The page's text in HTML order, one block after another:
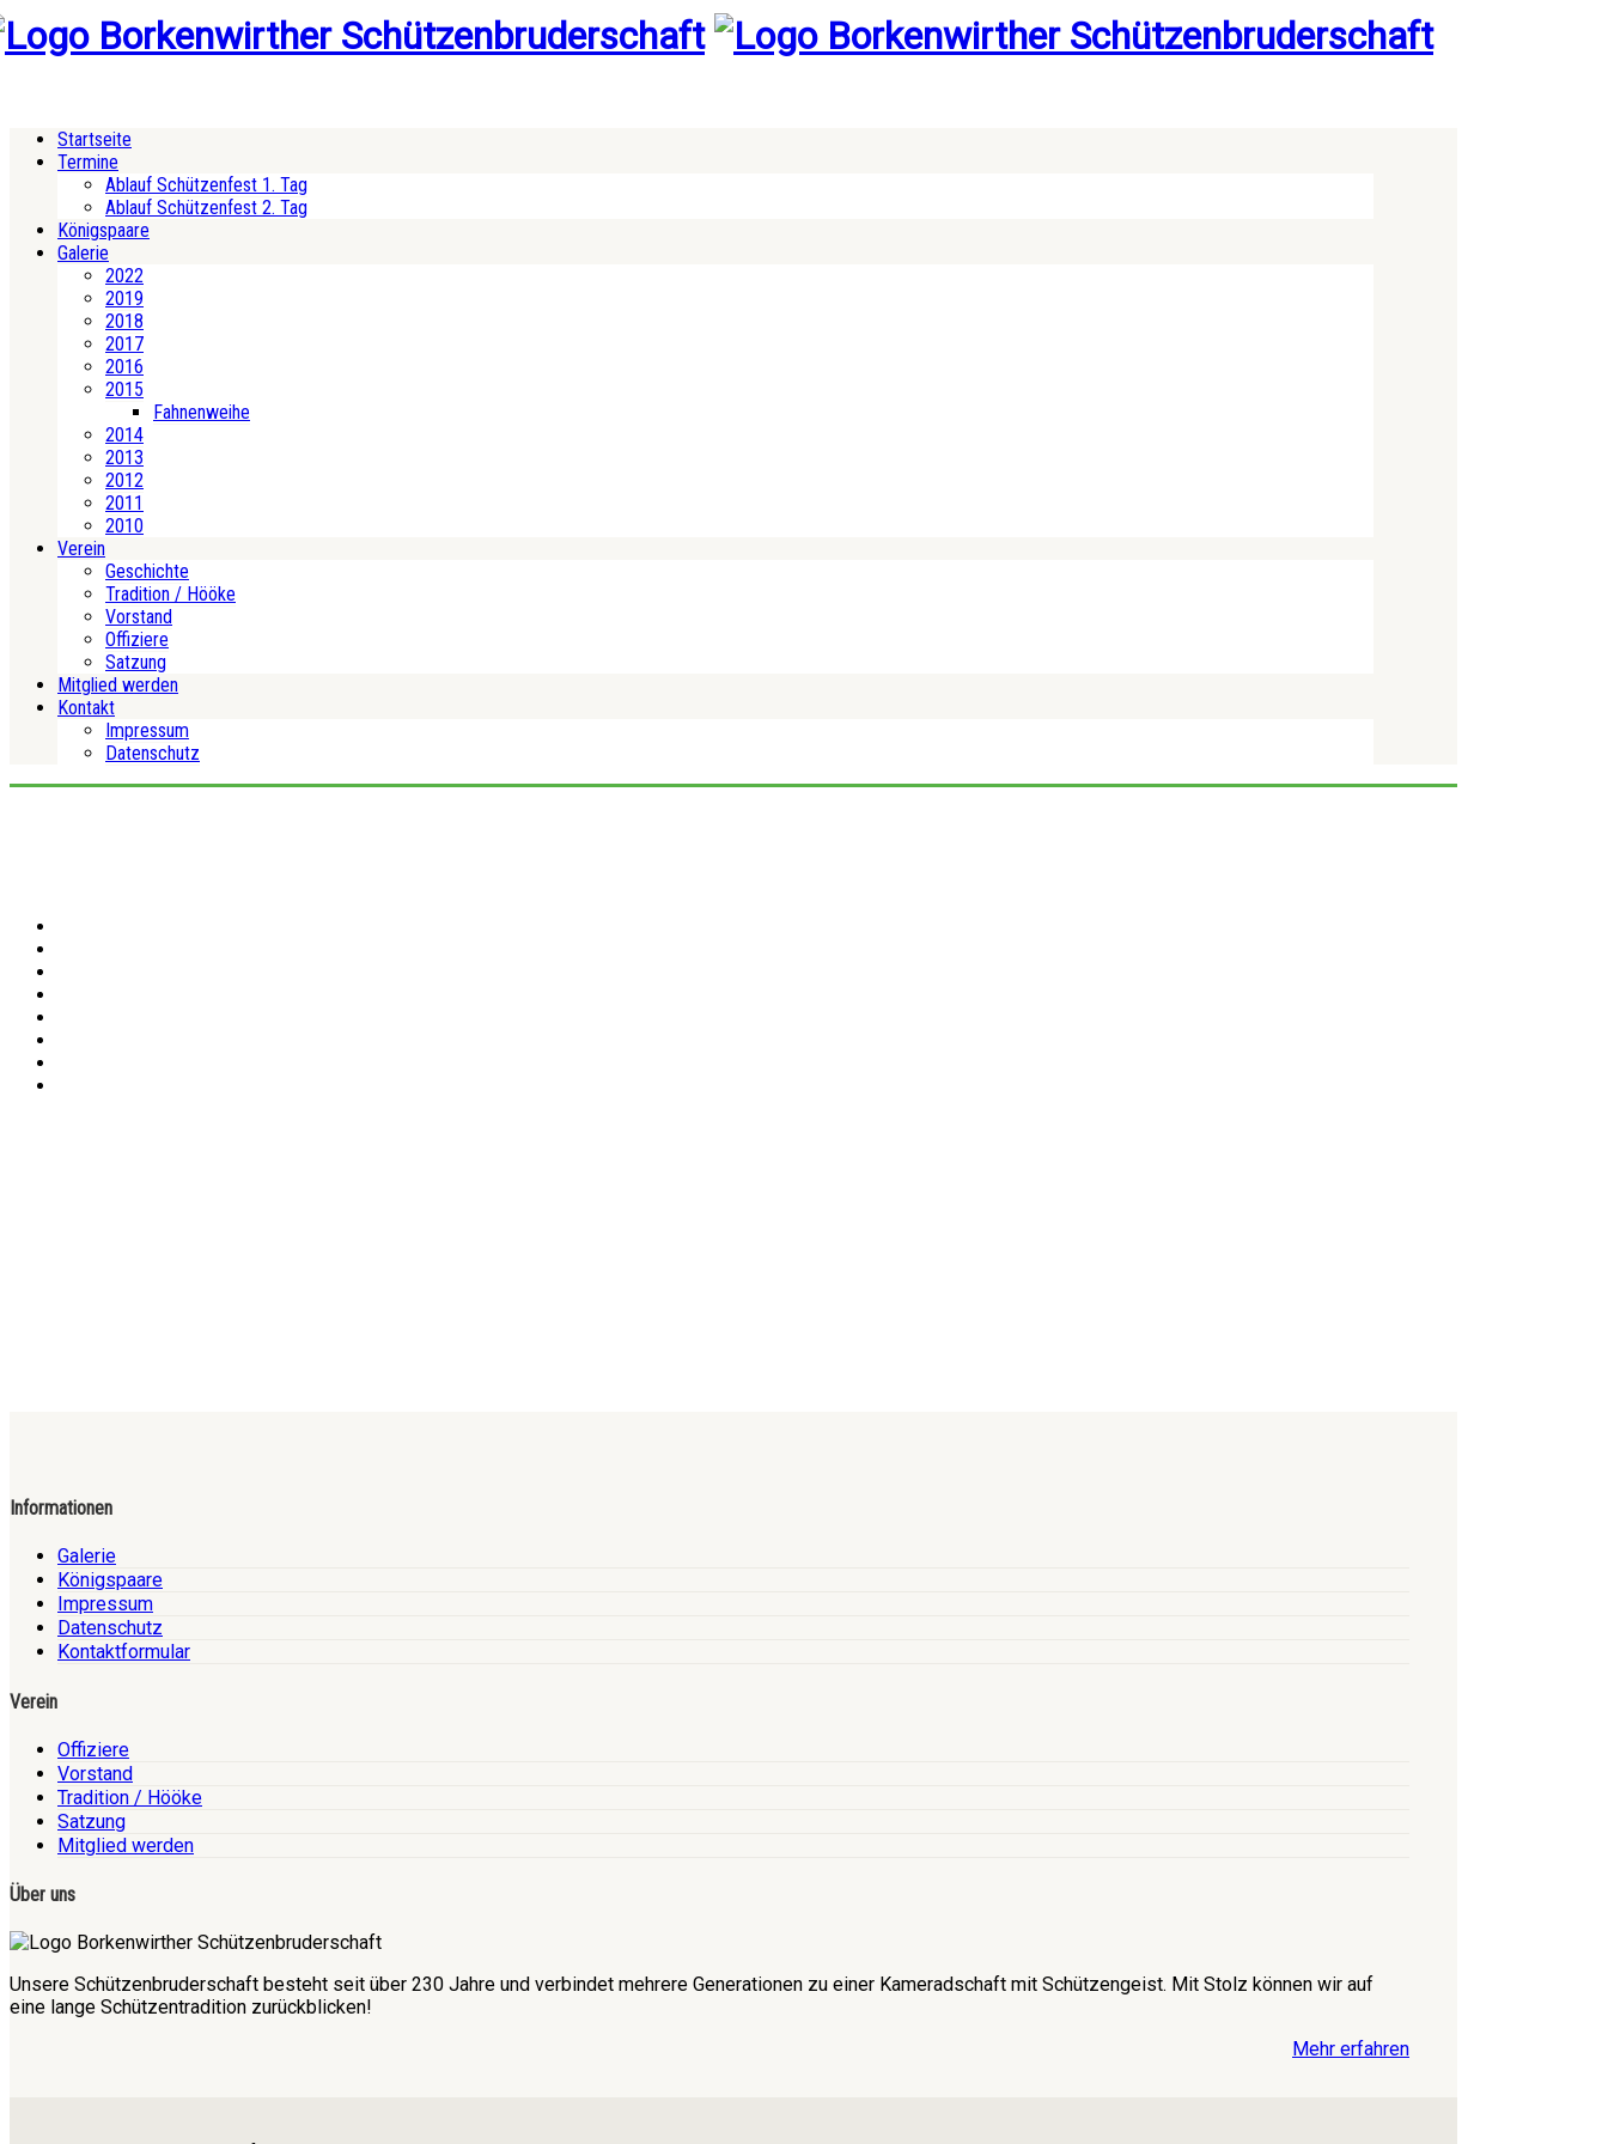
Startseite
Termine
Ablauf Schützenfest 1. Tag
Ablauf Schützenfest 2. Tag
Königspaare
Galerie
2022
2019
2018
2017
2016
2015
Fahnenweihe
2014
2013
2012
2011
2010
Verein
Geschichte
Tradition / Hööke
Vorstand
Offiziere
Satzung
Mitglied werden
Kontakt
Impressum
Datenschutz
Informationen
Galerie
Königspaare
Impressum
Datenschutz
Kontaktformular
Verein
Offiziere
Vorstand
Tradition / Hööke
Satzung
Mitglied werden
Über uns
Unsere Schützenbruderschaft besteht seit über 230 Jahre und verbindet mehrere Generationen zu einer Kameradschaft mit Schützengeist. Mit Stolz können wir auf
eine lange Schützentradition zurückblicken!
Mehr erfahren